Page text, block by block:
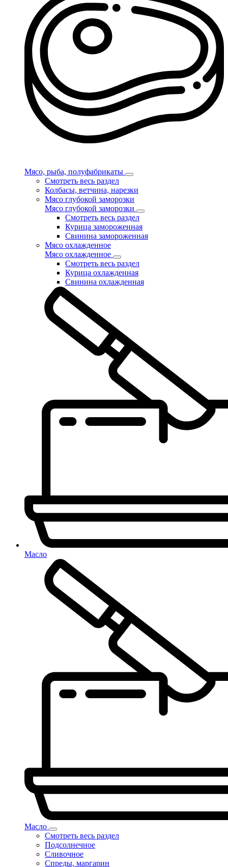
Мясо, рыба, полуфабрикаты
Смотреть весь раздел
Колбасы, ветчина, нарезки
Мясо глубокой заморозки
Мясо глубокой заморозки
Смотреть весь раздел
Курица замороженная
Свинина замороженная
Мясо охлажденное
Мясо охлажденное
Смотреть весь раздел
Курица охлажденная
Свинина охлажденная
Масло
Масло
Смотреть весь раздел
Подсолнечное
Сливочное
Спреды, маргарин